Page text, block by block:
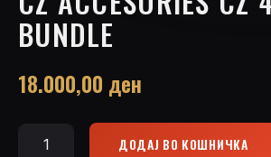
BUNDLE
18.000,00 ден
ДОДАЈ ВО КОШНИЧКА